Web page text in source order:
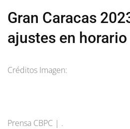
Gran Caracas
ajustes en
Créditos Imagen:
Prensa CBPC | .